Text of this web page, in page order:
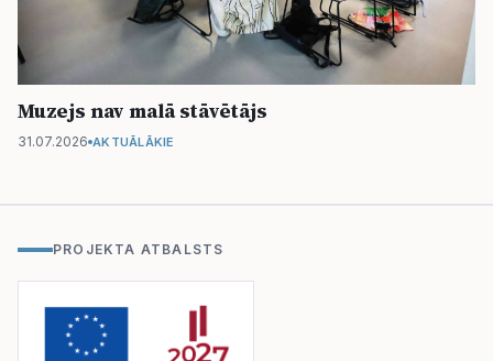
Muzejs nav malā stāvētājs
31.07.2026 AKTUĀLĀKIE
PROJEKTA ATBALSTS